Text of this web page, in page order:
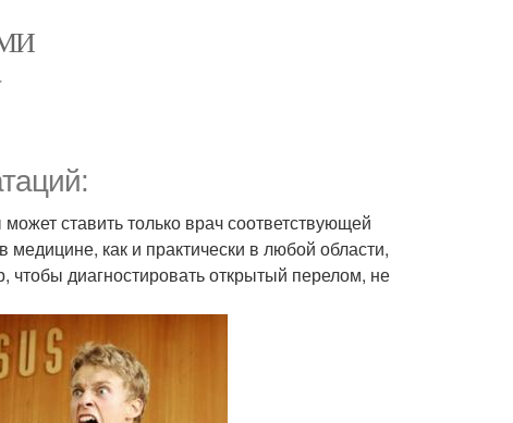
ставить только врач соответствующей
как и практически в любой области,
диагностировать открытый перелом, не